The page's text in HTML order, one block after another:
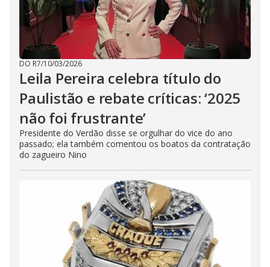
DO R7/10/03/2026
Leila Pereira celebra título do
Paulistão e rebate críticas: ‘2025
não foi frustrante’
Presidente do Verdão disse se orgulhar do vice do ano
passado; ela também comentou os boatos da contratação
do zagueiro Nino